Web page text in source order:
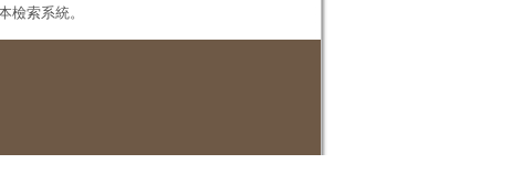
檢索系統。